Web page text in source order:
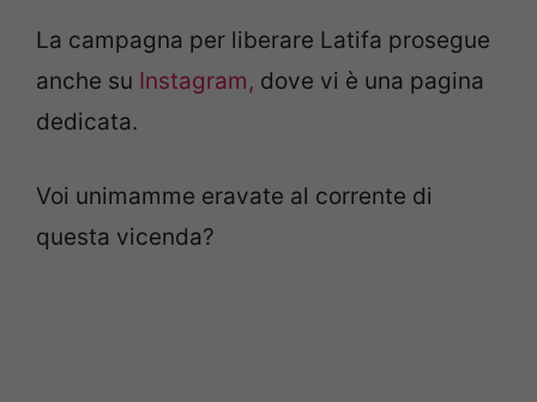
La campagna per liberare Latifa prosegue
anche su Instagram, dove vi è una pagina
dedicata.
Voi unimamme eravate al corrente di
questa vicenda?